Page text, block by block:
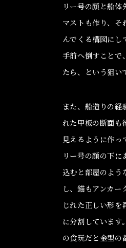
リー号の顔と船体
マストも作り、そ
んでくる構図にし
手前へ倒すことで
たら、という狙い
また、船造りの経
れた甲板の断面も
見えるように作っ
リー号の顔の下に
込むと部屋のよう
し、錨もアンカー
じれた正しい形を
に分割しています
の食玩だと金型の